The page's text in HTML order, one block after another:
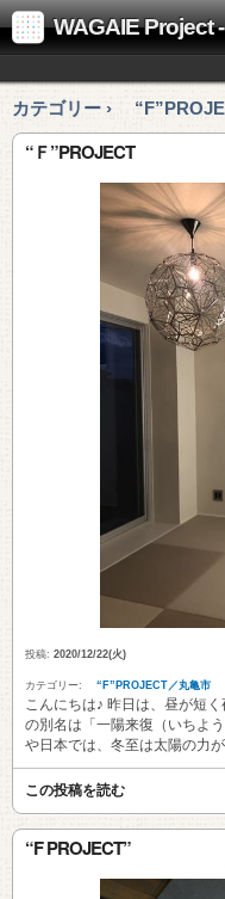
WAGAIE Project -
カテゴリー ›
“Ｆ”PROJECT
投稿: 2020/12/22(火)
カテゴリー: “F”PROJECT／丸亀市
こんにちは♪ 昨日は、昼が短
の別名は「一陽来復（いちよ
や日本では、冬至は太陽の力
この投稿を読む
“F PROJECT”